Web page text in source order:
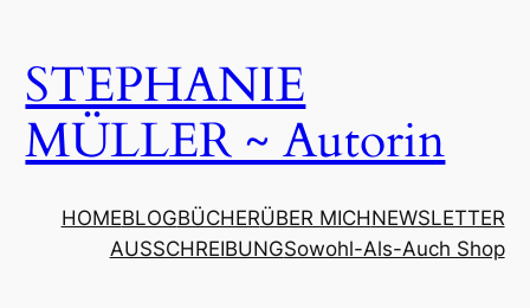
springen
STEPHANIE
MÜLLER ~ Autorin
HOMEBLOGBÜCHERÜBER MICHNEWSLETTER
AUSSCHREIBUNGSowohl-Als-Auch Shop